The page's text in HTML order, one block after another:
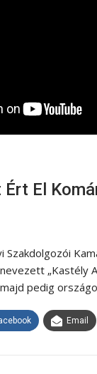
El
Szakdolgozói
pedig
Email